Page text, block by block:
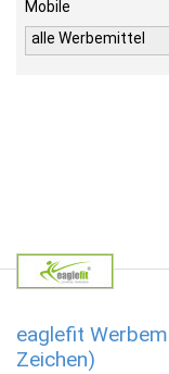
Mobile
alle Werbemittel
eaglefit
Zeichen)